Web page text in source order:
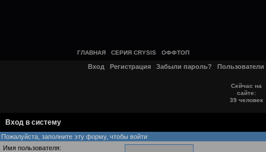
ГЛАВНАЯ СЕРИЯ CRYSIS ОФФТОП
Вход Регистрация Забыли пароль? Пользователи
Сейчас на
сайте:
39 человек
Вход в систему
Пожалуйста, заполните эту форму, чтобы войти
Имя пользователя: